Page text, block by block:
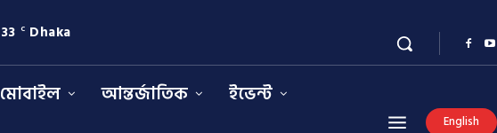
33 C Dhaka
মোবাইল আন্তর্জাতিক
ইভেন্ট
English